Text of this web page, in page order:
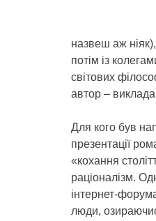
назвеш аж
потім із
світових
автор –
Для кого був
презентації
«кохання
раціоналізм.
інтернет-
люди,